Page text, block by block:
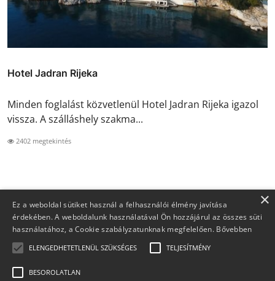
Hotel Jadran Rijeka
Minden foglalást közvetlenül Hotel Jadran Rijeka igazol
vissza. A szálláshely szakma...
2402 megtekintés
Copyright 2026 Foglaljma.hu - Minden jog fenntartva.
×
Ez a weboldal sütiket használ a felhasználói élmény javítása
érdekében. A weboldalunk használatával Ön hozzájárul az összes süti
használatához, a Cookie szabályzatunknak megfelelően. Bővebben
ELENGEDHETETLENÜL SZÜKSÉGES TELJESÍTMÉNY
BESOROLATLAN